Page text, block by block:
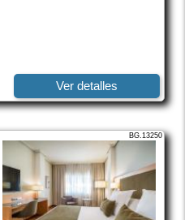
Ver detalles
BG.13250